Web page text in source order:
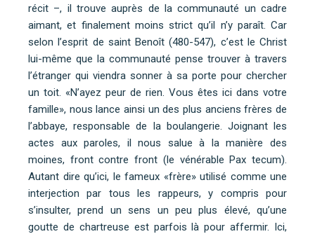
récit –, il trouve auprès de la communauté un cadre
aimant, et finalement moins strict qu’il n’y paraît. Car
selon l’esprit de saint Benoît (480-547), c’est le Christ
lui-même que la communauté pense trouver à travers
l’étranger qui viendra sonner à sa porte pour chercher
un toit. «N’ayez peur de rien. Vous êtes ici dans votre
famille», nous lance ainsi un des plus anciens frères de
l’abbaye, responsable de la boulangerie. Joignant les
actes aux paroles, il nous salue à la manière des
moines, front contre front (le vénérable Pax tecum).
Autant dire qu’ici, le fameux «frère» utilisé comme une
interjection par tous les rappeurs, y compris pour
s’insulter, prend un sens un peu plus élevé, qu’une
goutte de chartreuse est parfois là pour affermir. Ici,